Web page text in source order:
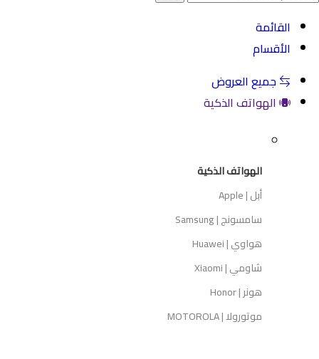
القائمة
الأقسام
جميع العروض
الهواتف الذكية
الهواتف الذكية
سامسونج | Samsung
هواوي | Huawei
شاومي | Xiaomi
موتورولا | MOTOROLA